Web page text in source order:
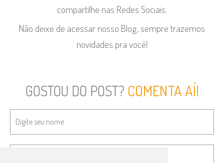
compartilhe nas Redes Sociais.
Não deixe de acessar nosso Blog, sempre trazemos
novidades pra você!
GOSTOU DO POST? COMENTA AÍ!